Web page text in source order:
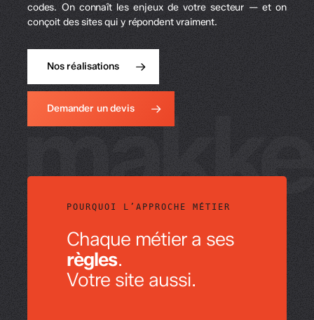
codes. On connaît les enjeux de votre secteur — et on
conçoit des sites qui y répondent vraiment.
Nos réalisations
Demander un devis
POURQUOI L’APPROCHE MÉTIER
Chaque métier a ses
règles.
Votre site aussi.